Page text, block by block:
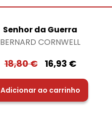
Senhor da Guerra
BERNARD CORNWELL
18,80€ 16,93 €
Adicionar ao carrinho